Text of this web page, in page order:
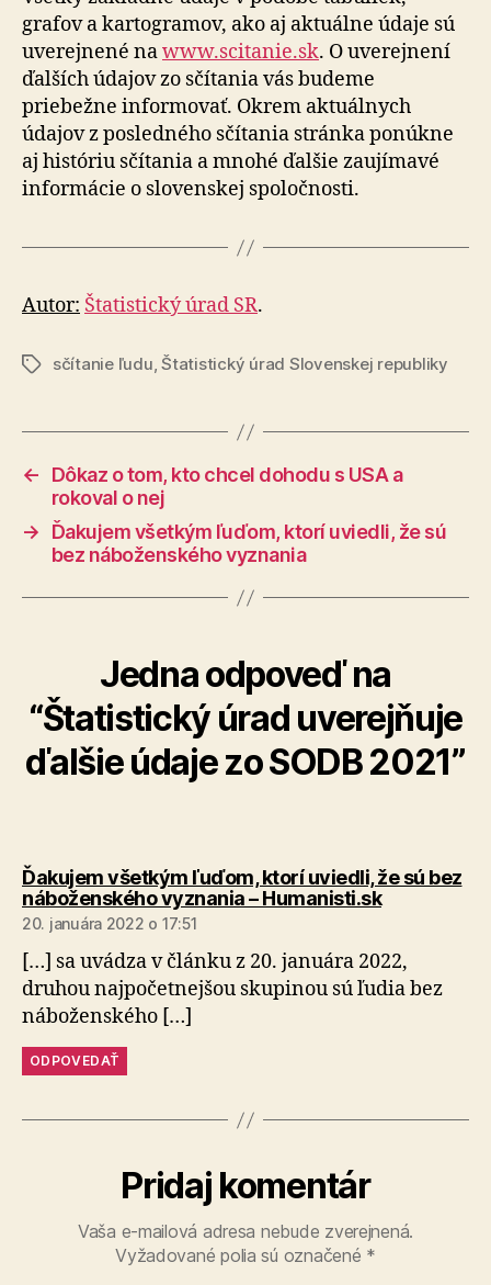
grafov a kartogramov, ako aj aktuálne údaje sú
uverejnené nawww.scitanie.sk. O uverejnení
ďalších údajov zo sčítania vás budeme
priebežne informovať. Okrem aktuálnych
údajov z posledného sčítania stránka ponúkne
aj históriu sčítania a mnohé ďalšie zaujímavé
informácie o slovenskej spoločnosti.
Autor: Štatistický úrad SR.
Značkysčítanie ľudu,Štatistický úrad Slovenskej republiky
←
Dôkaz o tom, kto chcel dohodu s USA a
rokoval o nej
→
Ďakujem všetkým ľuďom, ktorí uviedli, že sú
bez náboženského vyznania
Jedna odpoveď na
“Štatistický úrad uverejňuje
ďalšie údaje zo SODB 2021”
Ďakujem všetkým ľuďom, ktorí uviedli, že sú bez
náboženského vyznania – Humanisti.skhovorí:
20. januára 2022 o 17:51
[…] sa uvádza v článku z 20. januára 2022,
druhou najpočetnejšou skupinou sú ľudia bez
náboženského […]
ODPOVEDAŤ
Pridaj komentár
Vaša e-mailová adresa nebude zverejnená.
Vyžadované polia sú označené *